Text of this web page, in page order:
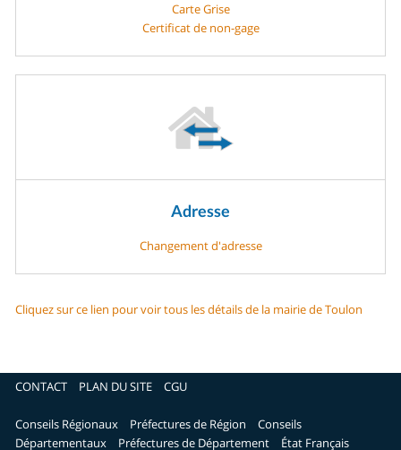
Carte Grise
Certificat de non-gage
Adresse
Changement d'adresse
Cliquez sur ce lien pour voir tous les détails de la mairie de Toulon
CONTACT PLAN DU SITE CGU
Conseils Régionaux Préfectures de Région
Conseils
Départementaux
Préfectures de Département État Français